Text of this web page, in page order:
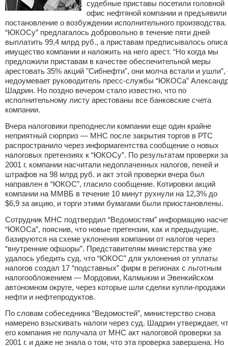
судебные приставы посетили головной
офис нефтяной компании и предъявили
постановление о возбуждении исполнительного производства.
“ЮКОСу” предлагалось добровольно в течение пяти дней
выплатить 99,4 млрд руб., а приставам предписывалось
имущество компании и наложить на него арест. “Но когда мы
предложили приставам в качестве обеспечительной меры
арестовать 35% акций "Сибнефти", они молча встали и
недоумевает руководитель пресс-службы “ЮКОСа”
Шадрин. Но поздно вечером стало известно, что по
исполнительному листу арестованы все банковские счета
компании.
Вчера налоговики преподнесли компании еще один крайне
неприятный сюрприз — МНС после закрытия торгов в РТС
распространило через информагентства сообщение о новых
налоговых претензиях к “ЮКОСу”. По результатам проверки за
2001 г. компании насчитали недоплаченных налогов, пеней и
штрафов на 98 млрд руб. и акт этой проверки вчера был
направлен в “ЮКОС”, гласило сообщение. Котировки акций
компании на ММВБ в течение 10 минут рухнули на 12,3% до
$6,9 за акцию, и торги этими бумагами были приостановлены.
Сотрудник МНС подтвердил “Ведомостям” информацию
“ЮКОСа”, пояснив, что новые претензии, как и предыдущие,
базируются на схеме уклонения компании от налогов через
“внутренние офшоры”. Представителям министерства уже
удалось убедить суд, что “ЮКОС” для уклонения от уплаты
налогов создал 17 “подставных” фирм в регионах с льготным
налогообложением — Мордовии, Калмыкии и Эвенкийском
автономном округе, через которые шли сделки купли-продажи
нефти и нефтепродуктов.
По словам собеседника “Ведомостей”, министерство снова
намерено взыскивать налоги через суд. Шадрин утверждает,
его компания не получала от МНС акт налоговой проверки за
2001 г. и даже не знала о том, что эта проверка завершена. Но